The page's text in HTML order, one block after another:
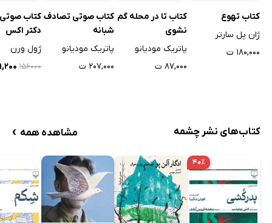
کتاب تهوع
ژان پل سارتر
۱۸۰,۰۰۰ ت
کتاب تا در محله گم
نشوی
پاتریک مودیانو
۸۷,۰۰۰ ت
کتاب صوتی تصادف
شبانه
پاتریک مودیانو
۲۰۷,۰۰۰ ت
کتاب
دکتر اکس
ژول ورن
۱۵۶۰۰۰
کتاب‌های نشر چشمه مشاهده همه ›
۴۰٪